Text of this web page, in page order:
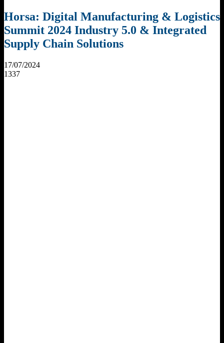
Horsa: Digital Manufacturing & Logistics
Summit 2024 Industry 5.0 & Integrated
Supply Chain Solutions
17/07/2024
1337